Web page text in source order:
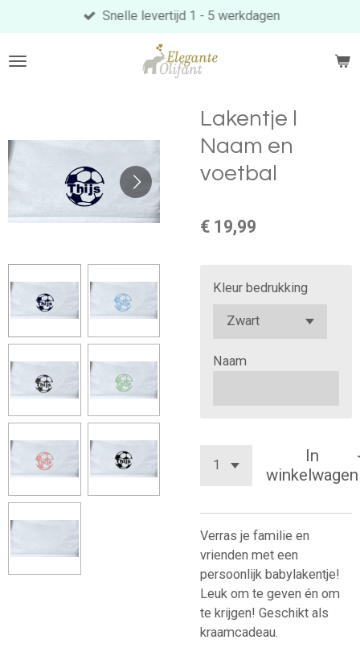
direct
naar
Snelle levertijd 1 - 5 werkdagen
Lakentje l
Naam en
voetbal
€ 19,99
Kleur bedrukking
Naam
In
winkelwagen
Verras je familie en
vrienden met een
persoonlijk babylakentje!
Leuk om te geven én om
te krijgen! Geschikt als
kraamcadeau.